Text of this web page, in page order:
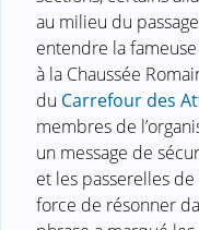
au milieu du
entendre la
à la Chaussée
du Carrefour des
membres de
un message de
et les passerelles
force de résonner